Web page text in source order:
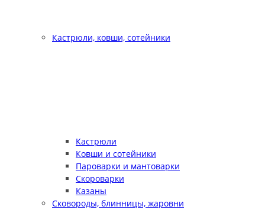
Кастрюли, ковши, сотейники
Кастрюли
Ковши и сотейники
Пароварки и мантоварки
Скороварки
Казаны
Сковороды, блинницы, жаровни